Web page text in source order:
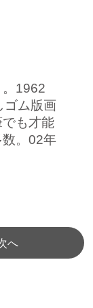
1962
ゴム版画
も才能
。02年
へ